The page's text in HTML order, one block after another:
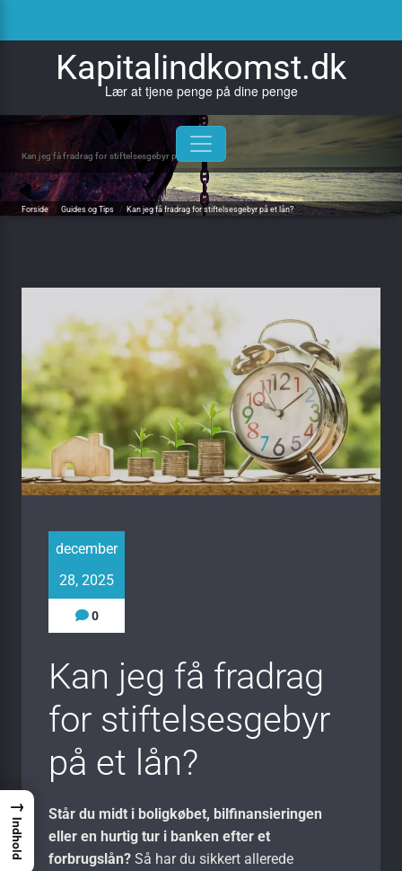
content
Kapitalindkomst.dk
Lær at tjene penge på dine penge
Kan jeg få fradrag for stiftelsesgebyr på et lån?
Forside / Guides og Tips / Kan jeg få fradrag for stiftelsesgebyr på et lån?
december
28, 2025
0
Kan jeg få fradrag
for stiftelsesgebyr
på et lån?
Står du midt i boligkøbet, bilfinansieringen
eller en hurtig tur i banken efter et
forbrugslån? Så har du sikkert allerede
→
Indhold